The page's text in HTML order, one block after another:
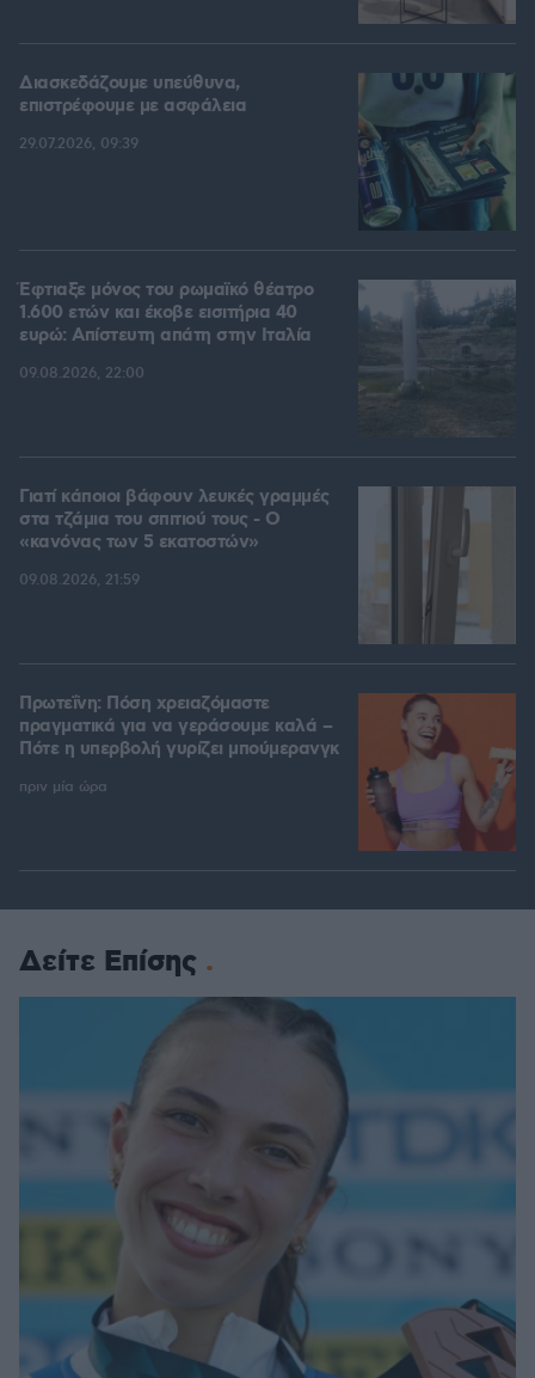
Διασκεδάζουμε υπεύθυνα,
επιστρέφουμε με ασφάλεια
29.07.2026, 09:39
Έφτιαξε μόνος του ρωμαϊκό θέατρο
1.600 ετών και έκοβε εισιτήρια 40
ευρώ: Απίστευτη απάτη στην Ιταλία
09.08.2026, 22:00
Γιατί κάποιοι βάφουν λευκές γραμμές
στα τζάμια του σπιτιού τους - Ο
«κανόνας των 5 εκατοστών»
09.08.2026, 21:59
Πρωτεΐνη: Πόση χρειαζόμαστε
πραγματικά για να γεράσουμε καλά –
Πότε η υπερβολή γυρίζει μπούμερανγκ
πριν μία ώρα
Δείτε Επίσης